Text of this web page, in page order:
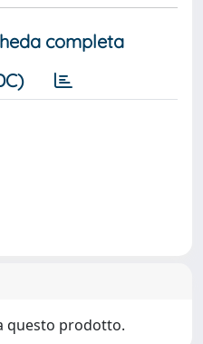
completa
questo prodotto.